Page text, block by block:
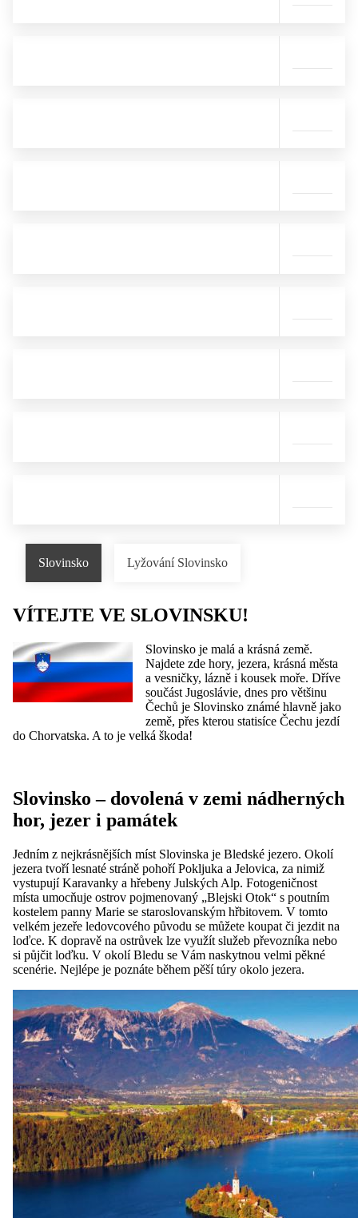
Slovinsko Lyžování Slovinsko
VÍTEJTE VE SLOVINSKU!
Slovinsko je malá a krásná země.
Najdete zde hory, jezera, krásná města
a vesničky, lázně i kousek moře. Dříve
součást Jugoslávie, dnes pro většinu
Čechů je Slovinsko známé hlavně jako
země, přes kterou statisíce Čechu jezdí
do Chorvatska. A to je velká škoda!
Slovinsko – dovolená v zemi nádherných
hor, jezer i památek
Jedním z nejkrásnějších míst Slovinska je Bledské jezero. Okolí
jezera tvoří lesnaté stráně pohoří Pokljuka a Jelovica, za nimiž
vystupují Karavanky a hřebeny Julských Alp. Fotogeničnost
místa umocňuje ostrov pojmenovaný „Blejski Otok“ s poutním
kostelem panny Marie se staroslovanským hřbitovem. V tomto
velkém jezeře ledovcového původu se můžete koupat či jezdit na
loďce. K dopravě na ostrůvek lze využít služeb převozníka nebo
si půjčit loďku. V okolí Bledu se Vám naskytnou velmi pěkné
scenérie. Nejlépe je poznáte během pěší túry okolo jezera.